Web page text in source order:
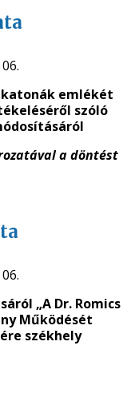
emlékét
szóló
a döntést
„A Dr. Romics
Működését
székhely